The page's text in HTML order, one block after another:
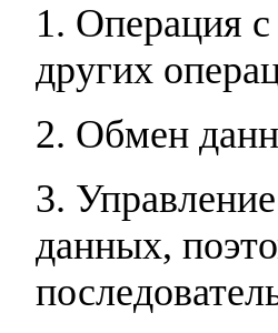
1. Операция
других
2. Обмен
3.
данных,